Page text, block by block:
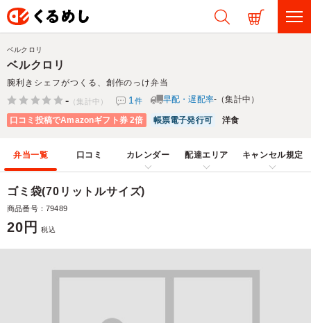
ベルクロリ
腕利きシェフがつくる、創作のっけ弁当
ベルクロリ
- （集計中） 1 件 早配・遅配率-（集計中）
口コミ投稿でAmazonギフト券 2倍 帳票電子発行可 洋食
弁当一覧 口コミ カレンダー 配達エリア キャンセル規定
ゴミ袋(70リットルサイズ)
商品番号：79489
20円 税込